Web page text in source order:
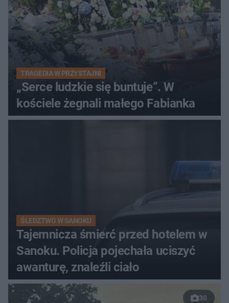
TRAGEDIA W PRZYSTAJNI
„Serce ludzkie się buntuje”. W
kościele żegnali małego Fabianka
ŚLEDZTWO W SANOKU
Tajemnicza śmierć przed hotelem w
Sanoku. Policja pojechała uciszyć
awanturę, znaleźli ciało
30